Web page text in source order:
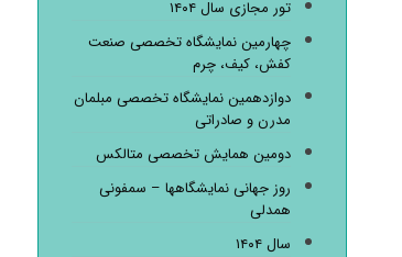
تور مجازی سال ۱۴۰۴
چهارمین نمایشگاه تخصصی صنعت
کفش، کیف، چرم
دوازدهمین نمایشگاه تخصصی مبلمان
مدرن و صادراتی
دومین همایش تخصصی متالکس
روز جهانی نمایشگاهها – سمفونی
همدلی
سال ۱۴۰۴